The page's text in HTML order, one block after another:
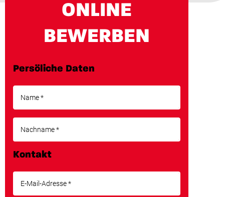
ONLINE
BEWERBEN
Persöliche Daten
Kontakt